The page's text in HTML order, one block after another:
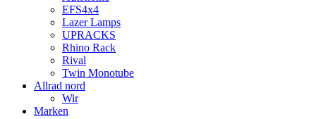
EFS4x4
Lazer Lamps
UPRACKS
Rhino Rack
Rival
Twin Monotube
Allrad nord
Wir
Marken